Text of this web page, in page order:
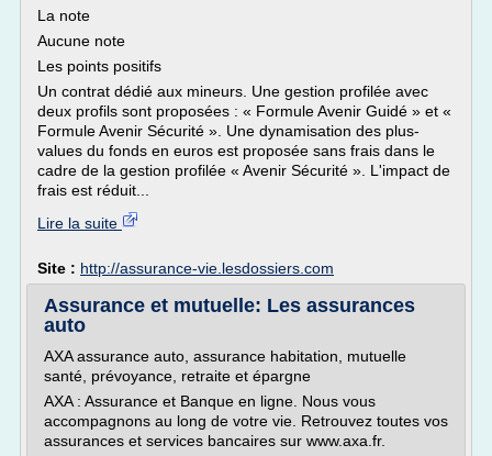
La note
Aucune note
Les points positifs
Un contrat dédié aux mineurs. Une gestion profilée avec
deux profils sont proposées : « Formule Avenir Guidé » et «
Formule Avenir Sécurité ». Une dynamisation des plus-
values du fonds en euros est proposée sans frais dans le
cadre de la gestion profilée « Avenir Sécurité ». L'impact de
frais est réduit...
Lire la suite
Site : http://assurance-vie.lesdossiers.com
Assurance et mutuelle: Les assurances
auto
AXA assurance auto, assurance habitation, mutuelle
santé, prévoyance, retraite et épargne
AXA : Assurance et Banque en ligne. Nous vous
accompagnons au long de votre vie. Retrouvez toutes vos
assurances et services bancaires sur www.axa.fr.